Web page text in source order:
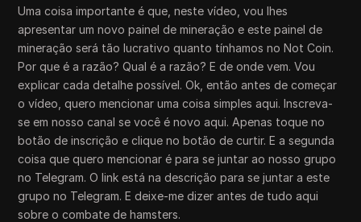
Uma coisa importante é que, neste vídeo, vou lhes
apresentar um novo painel de mineração e este painel de
mineração será tão lucrativo quanto tínhamos no Not Coin.
Por que é a razão? Qual é a razão? E de onde vem. Vou
explicar cada detalhe possível. Ok, então antes de começar
o vídeo, quero mencionar uma coisa simples aqui. Inscreva-
se em nosso canal se você é novo aqui. Apenas toque no
botão de inscrição e clique no botão de curtir. E a segunda
coisa que quero mencionar é para se juntar ao nosso grupo
no Telegram. O link está na descrição para se juntar a este
grupo no Telegram. E deixe-me dizer antes de tudo aqui
sobre o combate de hamsters.